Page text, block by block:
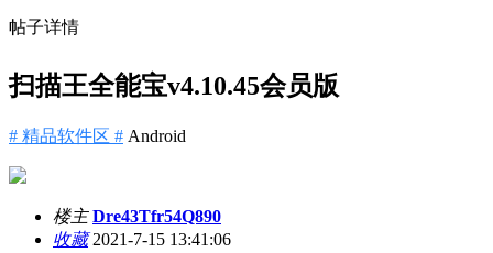
帖子详情
扫描王全能宝v4.10.45会员版
# 精品软件区 # Android
楼主 Dre43Tfr54Q890
收藏2021-7-15 13:41:06